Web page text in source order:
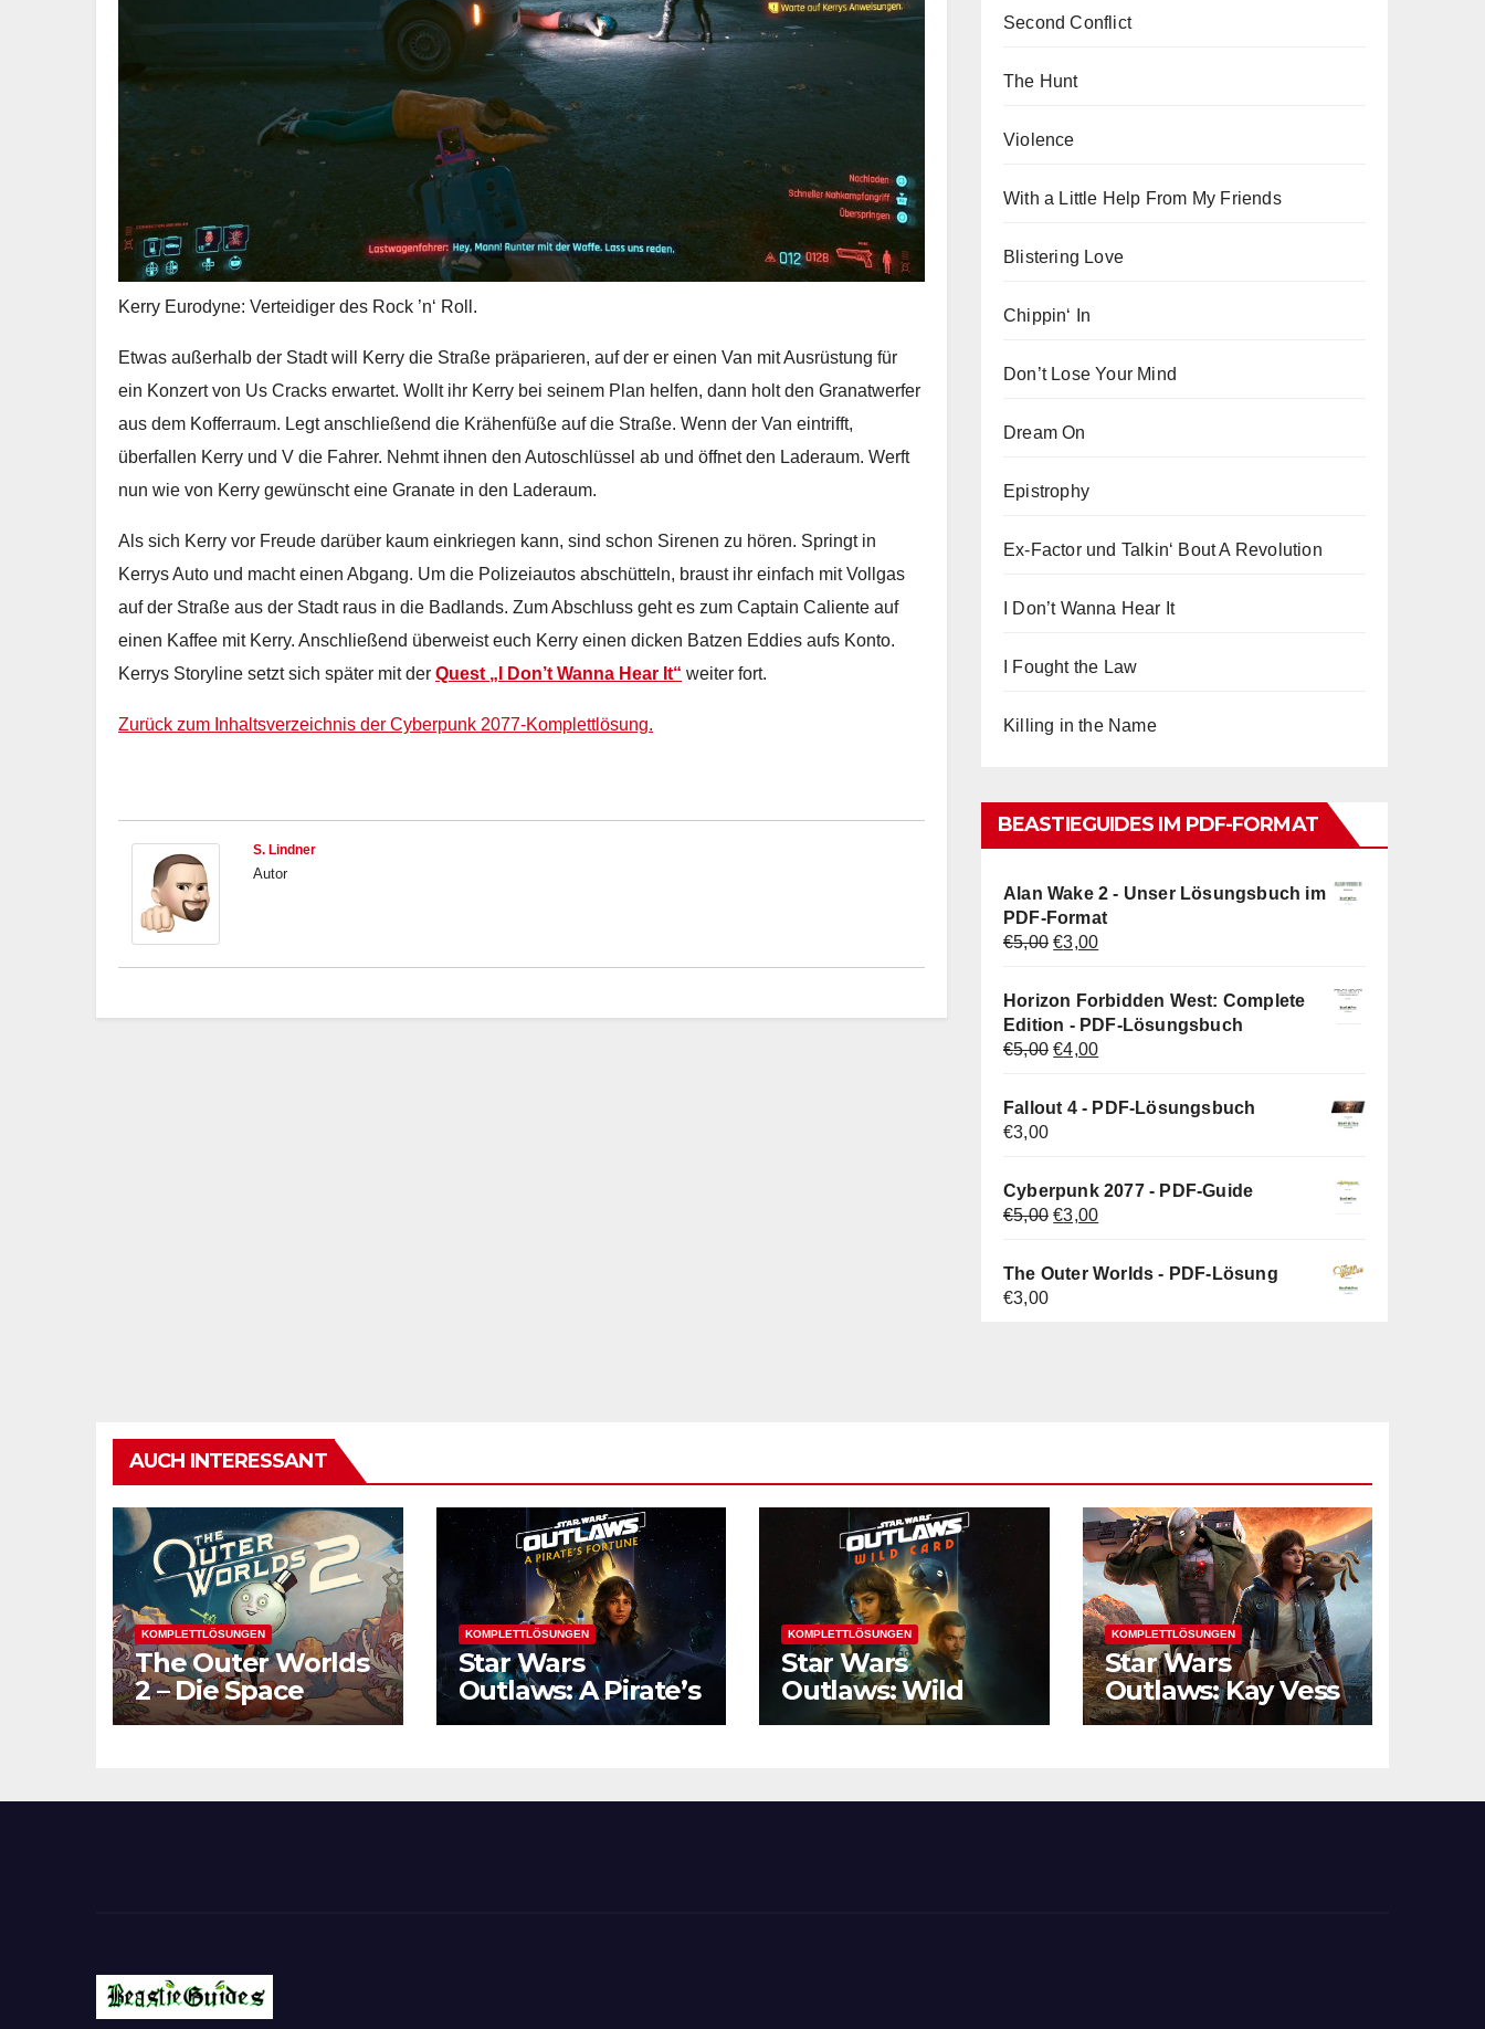
Kerry Eurodyne: Verteidiger des Rock ’n‘ Roll.
Etwas außerhalb der Stadt will Kerry die Straße präparieren, auf der er einen Van mit Ausrüstung für
ein Konzert von Us Cracks erwartet. Wollt ihr Kerry bei seinem Plan helfen, dann holt den Granatwerfer
aus dem Kofferraum. Legt anschließend die Krähenfüße auf die Straße. Wenn der Van eintrifft,
überfallen Kerry und V die Fahrer. Nehmt ihnen den Autoschlüssel ab und öffnet den Laderaum. Werft
nun wie von Kerry gewünscht eine Granate in den Laderaum.
Als sich Kerry vor Freude darüber kaum einkriegen kann, sind schon Sirenen zu hören. Springt in
Kerrys Auto und macht einen Abgang. Um die Polizeiautos abschütteln, braust ihr einfach mit Vollgas
auf der Straße aus der Stadt raus in die Badlands. Zum Abschluss geht es zum Captain Caliente auf
einen Kaffee mit Kerry. Anschließend überweist euch Kerry einen dicken Batzen Eddies aufs Konto.
Kerrys Storyline setzt sich später mit der Quest „I Don’t Wanna Hear It“ weiter fort.
Zurück zum Inhaltsverzeichnis der Cyberpunk 2077-Komplettlösung.
S. Lindner
Autor
Second Conflict
The Hunt
Violence
With a Little Help From My Friends
Blistering Love
Chippin‘ In
Don’t Lose Your Mind
Dream On
Epistrophy
Ex-Factor und Talkin‘ Bout A Revolution
I Don’t Wanna Hear It
I Fought the Law
Killing in the Name
BEASTIEGUIDES IM PDF-FORMAT
Alan Wake 2 - Unser Lösungsbuch im
PDF-Format
€5,00 Ursprünglicher
war:
€5,00
€3,00Aktueller
ist:
€3,00.
Horizon Forbidden West: Complete
Edition - PDF-Lösungsbuch
€5,00 Ursprünglicher
war:
€4,00Aktueller
ist:
Fallout 4 - PDF-Lösungsbuch
€3,00
Cyberpunk 2077 - PDF-Guide
€5,00 Ursprünglicher
€3,00Aktueller
ist:
The Outer Worlds - PDF-Lösung
€3,00
AUCH INTERESSANT
KOMPLETTLÖSUNGEN
The Outer Worlds
2 – Die Space
Odyssey geht
KOMPLETTLÖSUNGEN
Star Wars
Outlaws: A Pirate’s
Fortune
KOMPLETTLÖSUNGEN
Star Wars
Outlaws: Wild
Card
KOMPLETTLÖSUNGEN
Star Wars
Outlaws: Kay Vess
und die